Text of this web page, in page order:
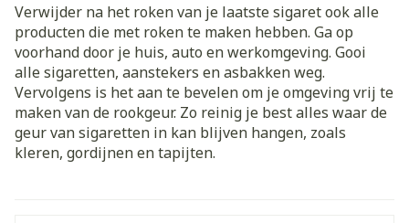
Verwijder na het roken van je laatste sigaret ook alle
producten die met roken te maken hebben. Ga op
voorhand door je huis, auto en werkomgeving. Gooi
alle sigaretten, aanstekers en asbakken weg.
Vervolgens is het aan te bevelen om je omgeving vrij te
maken van de rookgeur. Zo reinig je best alles waar de
geur van sigaretten in kan blijven hangen, zoals
kleren, gordijnen en tapijten.